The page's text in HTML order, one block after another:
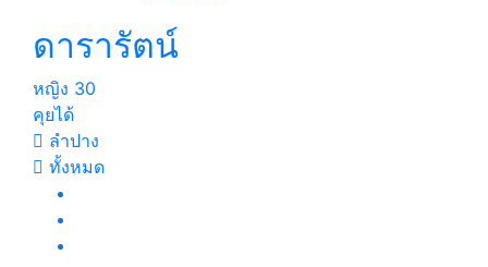
ดารารัตน์
หญิง 30
คุยได้
ลำปาง
ทั้งหมด